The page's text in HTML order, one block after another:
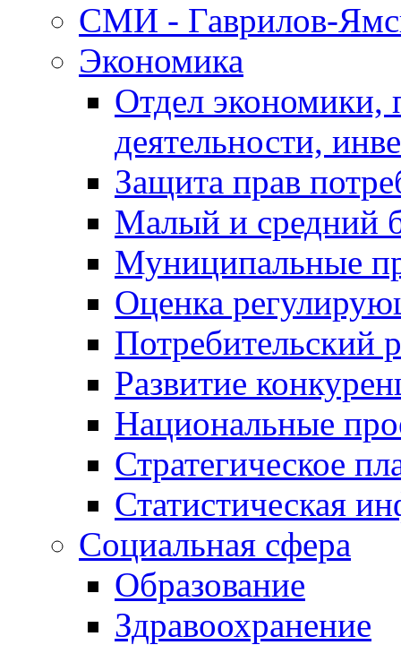
СМИ - Гаврилов-
Экономика
Отдел экономики,
деятельности,
Защита прав
Малый и средний
Муниципальные
Оценка
Потребительский
Развитие
Национальные
Стратегическое
Статистическая
Социальная сфера
Образование
Здравоохранение